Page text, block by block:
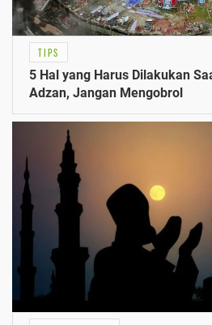
TIPS
5 Hal yang Harus Dilakukan
Adzan, Jangan Mengobrol